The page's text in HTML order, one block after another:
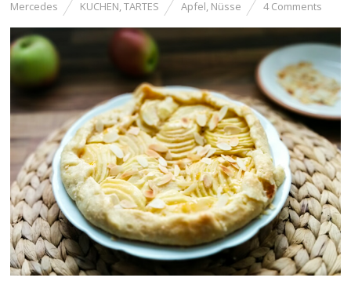
Mercedes KUCHEN,TARTES Apfel, Nüsse 4 Comments